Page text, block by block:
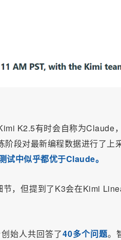
K2.5有时会自称为Claude
段对最新编程数据进行了上
试中似乎都优于Claude。
，但提到了K3会在Kimi
始人共回答了40多个问题。